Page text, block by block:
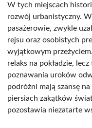
W tych miejscach
rozwój urbanistyczny.
pasażerowie, zwykle
rejsu oraz osobistych
wyjątkowym
relaks na pokładzie,
poznawania uroków
podróżni mają szansę
piersiach zakątków
pozostawia niezatarte